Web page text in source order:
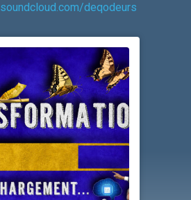
soundcloud.com/deqodeurs